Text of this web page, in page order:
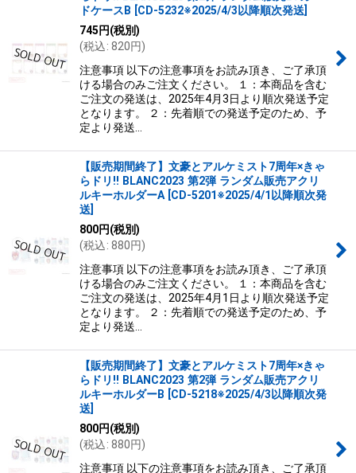
ドケースB
CD-5232※2025/4/3以降順次発送
745円(税別)
(税込: 820円)
注意事項 以下の注意事項をお読み頂き、ご了承頂
ける場合のみご注文ください。 １：本商品を含む
ご注文の発送は、2025年4月3日より順次発送予定
となります。 ２：先着順での発送予定のため、予
定より発送…
【販売期間終了】文豪とアルケミスト7周年×きゃ
らドリ!! BLANC2023 第2弾 ランダム販売アクリ
ルキーホルダーA CD-5201※2025/4/1以降順次発
送
800円(税別)
(税込: 880円)
注意事項 以下の注意事項をお読み頂き、ご了承頂
ける場合のみご注文ください。 １：本商品を含む
ご注文の発送は、2025年4月1日より順次発送予定
となります。 ２：先着順での発送予定のため、予
定より発送…
【販売期間終了】文豪とアルケミスト7周年×きゃ
らドリ!! BLANC2023 第2弾 ランダム販売アクリ
ルキーホルダーB
CD-5218※2025/4/3以降順次発
送
800円(税別)
(税込: 880円)
注意事項 以下の注意事項をお読み頂き、ご了承頂